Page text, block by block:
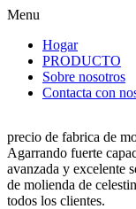
Menu
Hogar
PRODUCTO
Sobre nosotros
Contacta con
precio de fabrica de
Agarrando fuerte
avanzada y excelente
de molienda de
todos los clientes.